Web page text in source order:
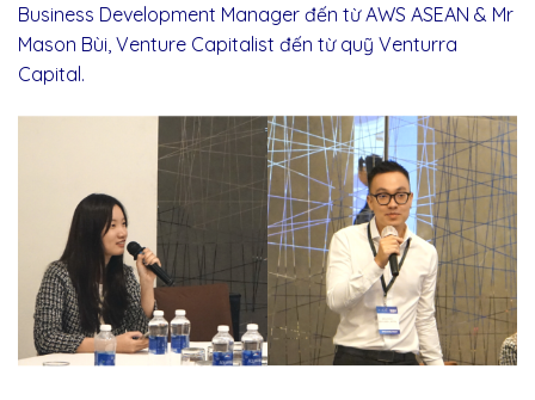
Business Development Manager đến từ AWS ASEAN & Mr
Mason Bùi, Venture Capitalist đến từ quỹ Venturra
Capital.